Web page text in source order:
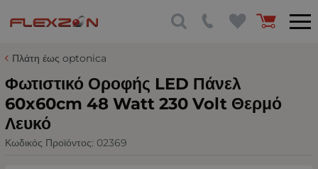
Πλάτη έως optonica
Φωτιστικό Οροφής LED Πάνελ
60x60cm 48 Watt 230 Volt Θερμό
Λευκό
Κωδικός Προϊόντος: 02369